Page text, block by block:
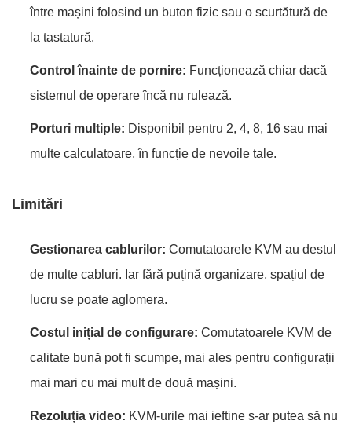
între mașini folosind un buton fizic sau o scurtătură de
la tastatură.
Control înainte de pornire: Funcționează chiar dacă
sistemul de operare încă nu rulează.
Porturi multiple: Disponibil pentru 2, 4, 8, 16 sau mai
multe calculatoare, în funcție de nevoile tale.
Limitări
Gestionarea cablurilor: Comutatoarele KVM au destul
de multe cabluri. Iar fără puțină organizare, spațiul de
lucru se poate aglomera.
Costul inițial de configurare: Comutatoarele KVM de
calitate bună pot fi scumpe, mai ales pentru configurații
mai mari cu mai mult de două mașini.
Rezoluția video: KVM-urile mai ieftine s-ar putea să nu